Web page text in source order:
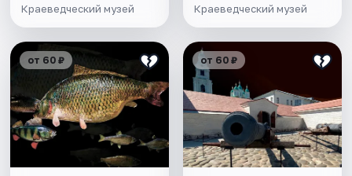
Краеведческий музей Краеведческий музей
от 60 ₽ от 60 ₽